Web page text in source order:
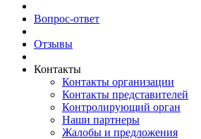
Вопрос-ответ
Отзывы
Контакты
Контакты организации
Контакты представителей
Контролирующий орган
Наши партнеры
Жалобы и предложения